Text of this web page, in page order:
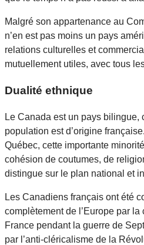
Malgré son appartenance au
n’en est pas moins un pays
relations culturelles et
mutuellement utiles, avec tous
Dualité ethnique
Le Canada est un pays bilingue,
population est d’origine
Québec, cette importante
cohésion de coutumes, de
distingue sur le plan national et
Les Canadiens français ont été
complètement de l’Europe par
France pendant la guerre de
par l’anti-cléricalisme de la